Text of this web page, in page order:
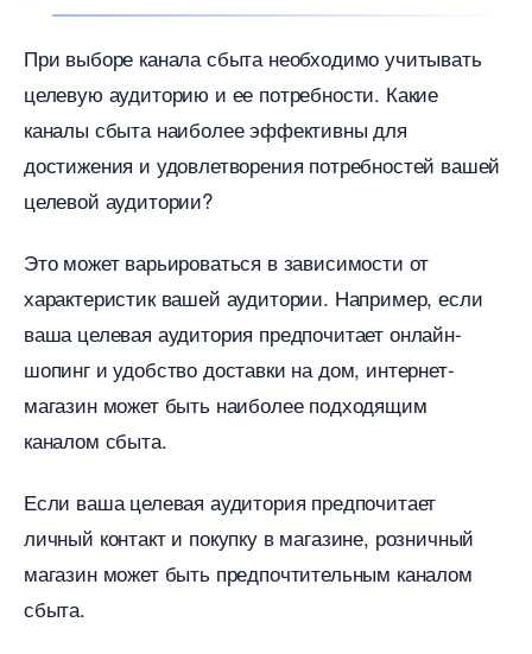
При выборе канала сбыта необходимо учитывать
целевую аудиторию и ее потребности.​ Какие
каналы сбыта наиболее эффективны для
достижения и удовлетворения потребностей вашей
целевой аудитории?​
Это может варьироваться в зависимости от
характеристик вашей аудитории.​ Например, если
аша целевая аудитория предпочитает онлайн-
шопинг и удобство доставки на дом, интернет-
магазин может быть наиболее подходящим
каналом сбыта.
Если ваша целевая аудитория предпочитает
личный контакт и покупку в магазине, розничный
магазин может быть предпочтительным каналом
сбыта.​